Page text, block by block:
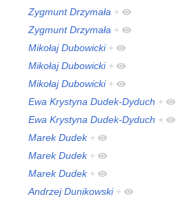
Zygmunt Drzymała +
Zygmunt Drzymała +
Mikołaj Dubowicki +
Mikołaj Dubowicki +
Mikołaj Dubowicki +
Ewa Krystyna Dudek-Dyduch +
Ewa Krystyna Dudek-Dyduch +
Marek Dudek +
Marek Dudek +
Marek Dudek +
Andrzej Dunikowski +